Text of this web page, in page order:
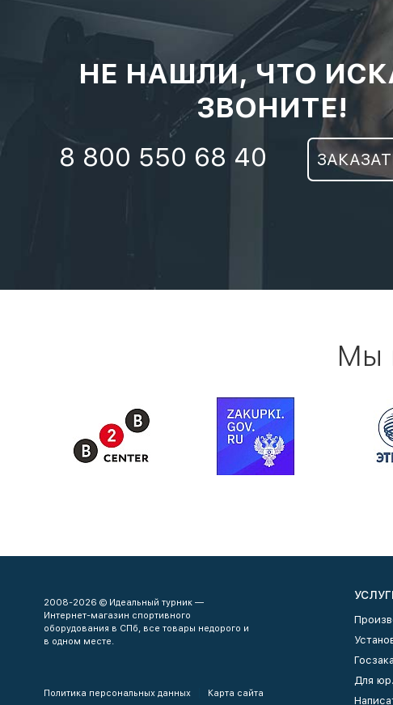
НЕ НАШЛИ, ЧТО
ЗВОНИТЕ!
8 800 550 68 40
Мы
2008-2026 © Идеальный турник —
Интернет-магазин спортивного
оборудования в СПб, все товары недорого и
в одном месте.
Политика персональных данных Карта сайта
Для